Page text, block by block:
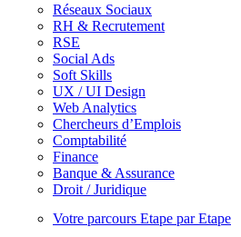
Réseaux Sociaux
RH & Recrutement
RSE
Social Ads
Soft Skills
UX / UI Design
Web Analytics
Chercheurs d’Emplois
Comptabilité
Finance
Banque & Assurance
Droit / Juridique
Votre parcours Etape par Etape